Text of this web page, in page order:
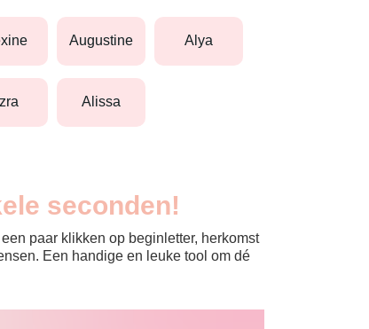
augustine alya
alissa
seconden!
paar klikken op beginletter, herkomst
Een handige en leuke tool om dé